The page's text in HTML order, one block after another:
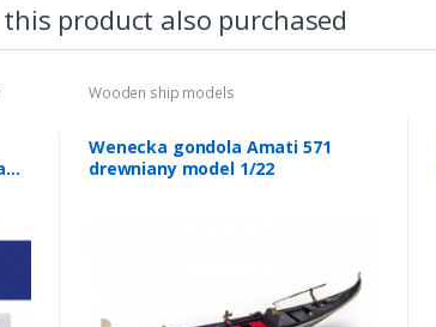
product also purchased
Wooden ship models
Wenecka gondola Amati 571
drewniany model 1/22